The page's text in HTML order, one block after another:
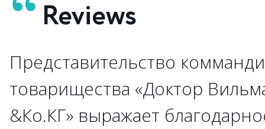
Reviews
Представительство
товарищества «Доктор
&Ко.КГ» выражает
→
→
→